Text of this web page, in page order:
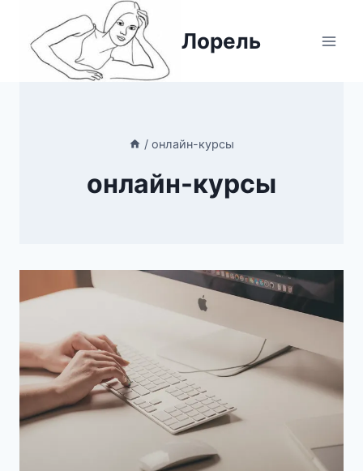
содержимому
Лорель
/ онлайн-курсы
онлайн-курсы